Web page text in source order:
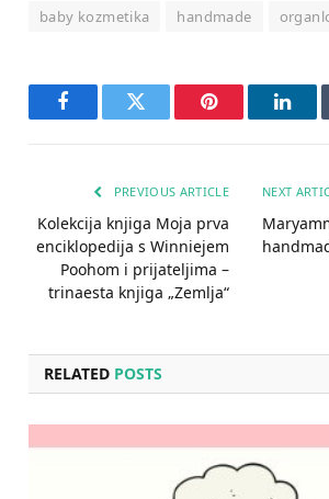
baby kozmetika handmade
FacebookTwitter Pinterest
PREVIOUS ARTICLE
Kolekcija knjiga Moja prva
enciklopedija s Winniejem
Poohom i prijateljima –
trinaesta knjiga „Zemlja“
NEXT
RELATED POSTS